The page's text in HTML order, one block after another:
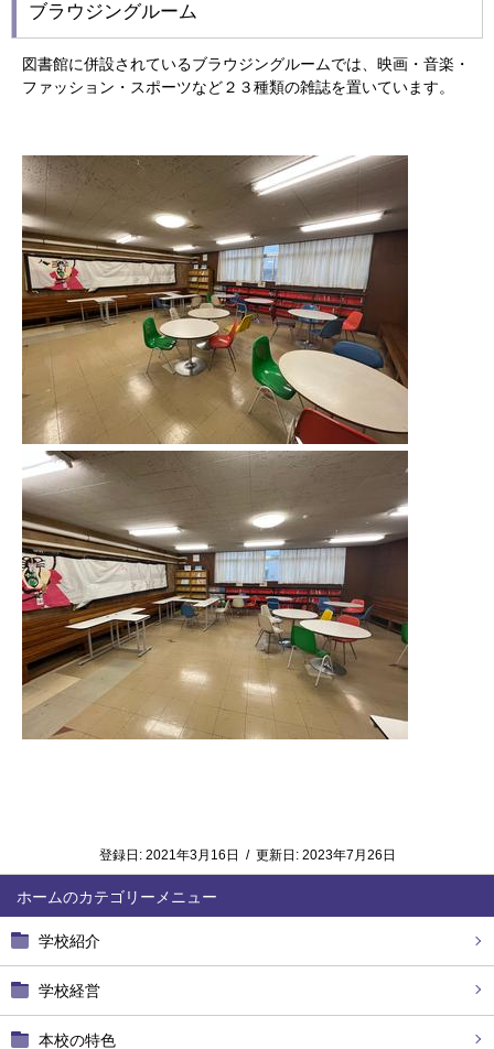
ホーム
学校紹介
学校経営
本校の特色
ブラウジングルーム
図書館に併設されているブラウジングルームでは、映画・音楽・
ファッション・スポーツなど２３種類の雑誌を置いています。
登録日: 2021年3月16日 / 更新日: 2023年7月26日